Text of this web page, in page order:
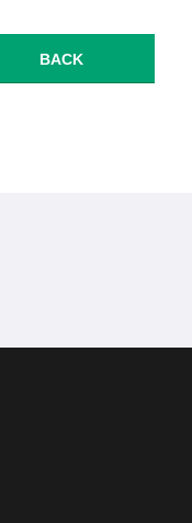
BACK